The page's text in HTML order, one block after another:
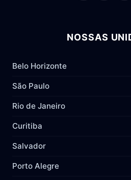
NOSSAS
Belo Horizonte
São Paulo
Rio de Janeiro
Curitiba
Salvador
Porto Alegre